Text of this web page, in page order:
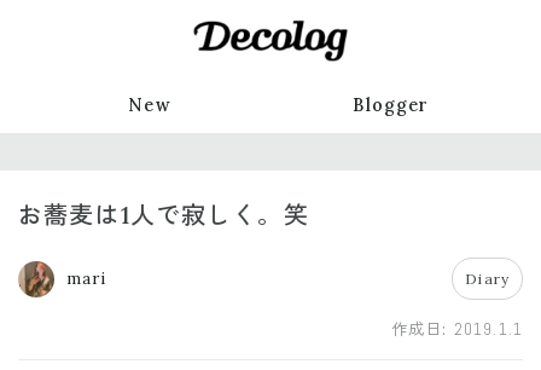
New Blogger
お蕎麦は1人で寂しく。笑
mari Diary
作成日: 2019.1.1